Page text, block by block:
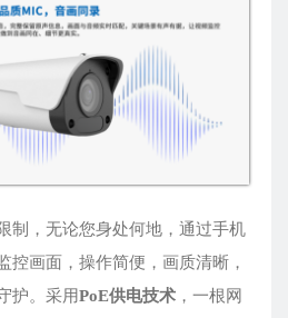
制，无论您身处何地，通过手机
控画面，操作简便，画质清晰，
护。采用PoE供电技术 ，一根网